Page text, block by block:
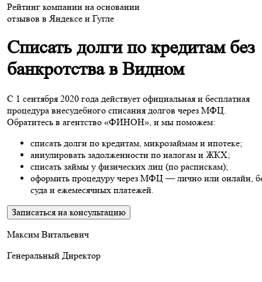
Рейтинг компании на основании
отзывов в Яндексе и Гугле
Списать долги по кредитам без
банкротства в Видном
С 1 сентября 2020 года действует официальная и бесплатная
процедура внесудебного списания долгов через МФЦ.
Обратитесь в агентство «ФИНОН», и мы поможем:
списать долги по кредитам, микрозаймам и ипотеке;
аннулировать задолженности по налогам и ЖКХ;
списать займы у физических лиц (по распискам);
оформить процедуру через МФЦ — лично или онлайн,
суда и ежемесячных платежей.
Записаться на консультацию
Максим Витальевич
Генеральный Директор